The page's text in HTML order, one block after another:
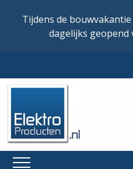
Tijdens de
dagelijks geopend